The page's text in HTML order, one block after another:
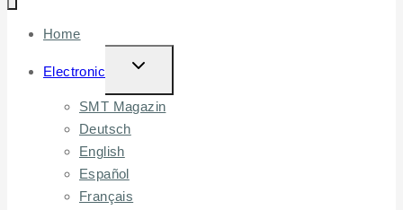
Home
Electronic
TOGGLE
CHILD
MENU
SMT Magazin
Deutsch
English
Español
Français